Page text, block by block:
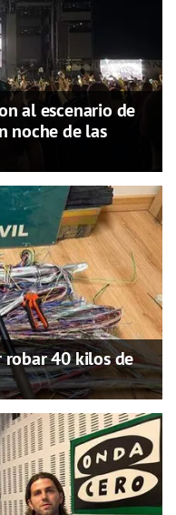
al escenario de
noche de las
robar 40 kilos de